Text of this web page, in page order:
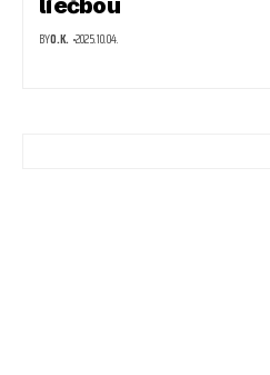
BYO.K. 2025.10.04.